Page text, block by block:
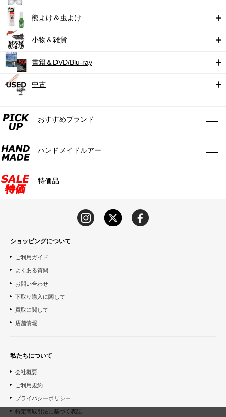
熊よけ＆虫よけ
小物＆雑貨
書籍＆DVD/Blu-ray
中古
おすすめブランド
ハンドメイドルアー
特価品
ショッピングについて
ご利用ガイド
よくある質問
お問い合わせ
下取り購入に関して
買取に関して
店舗情報
私たちについて
会社概要
ご利用規約
プライバシーポリシー
特定商取引法に基づく表記